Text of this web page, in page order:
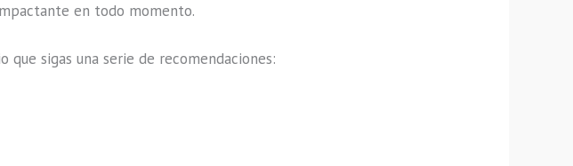
en todo momento.
que sigas una serie de recomendaciones: